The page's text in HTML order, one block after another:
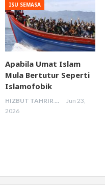
ISU SEMASA
Apabila Umat Islam
Mula Bertutur Seperti
Islamofobik
HIZBUT TAHRIR MALAYSIA
Jun 23,
2026